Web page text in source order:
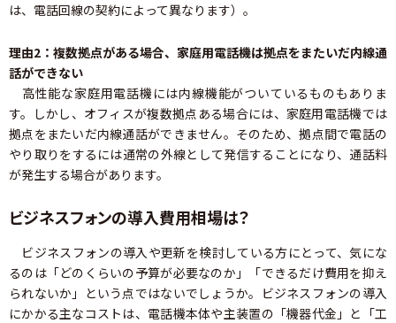
は、電話回線の契約によって異なります）。
理由2：複数拠点がある場合、家庭用電話機は拠点をまたいだ内線通
話ができない
高性能な家庭用電話機には内線機能がついているものもありま
す。しかし、オフィスが複数拠点ある場合には、家庭用電話機では
拠点をまたいだ内線通話ができません。そのため、拠点間で電話の
やり取りをするには通常の外線として発信することになり、通話料
が発生する場合があります。
ビジネスフォンの導入費用相場は？
ビジネスフォンの導入や更新を検討している方にとって、気にな
るのは「どのくらいの予算が必要なのか」「できるだけ費用を抑え
られないか」という点ではないでしょうか。ビジネスフォンの導入
にかかる主なコストは、電話機本体や主装置の「機器代金」と「工